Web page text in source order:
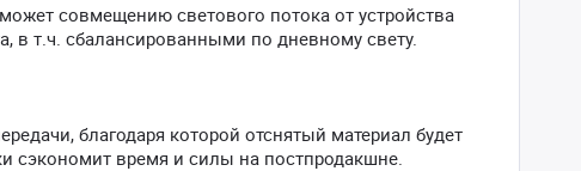
совмещению светового потока от устройства
в т.ч. сбалансированными по дневному свету.
благодаря которой отснятый материал будет
сэкономит время и силы на постпродакшне.